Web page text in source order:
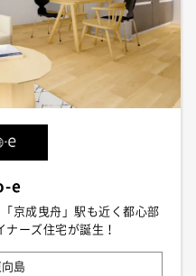
e
京成曳舟」駅も近く都心部
ーズ住宅が誕生！
島